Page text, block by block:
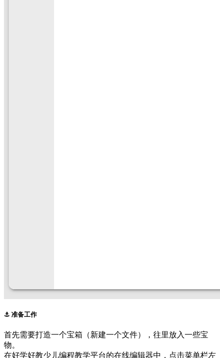
⚓️ 准备工作
首先需要打造一个宝箱（新建一个文件），往里放入一些宝
物。
在好学好教少儿编程教学平台的在线编辑器中，点击菜单栏左